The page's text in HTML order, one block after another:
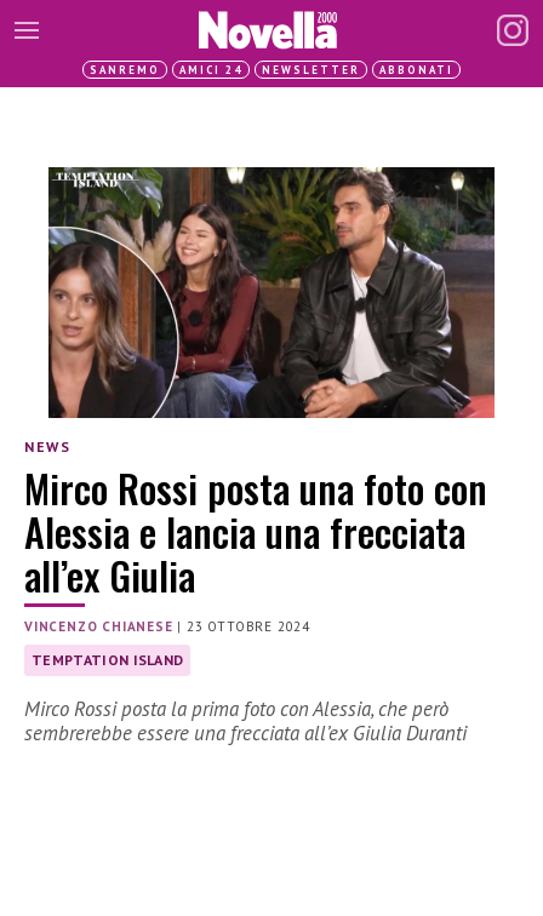
SANREMO AMICI 24 NEWSLETTER ABBONATI
NEWS
Mirco Rossi posta una foto con
Alessia e lancia una frecciata
all’ex Giulia
VINCENZO CHIANESE |23 OTTOBRE 2024
TEMPTATION ISLAND
Mirco Rossi posta la prima foto con Alessia, che però
sembrerebbe essere una frecciata all’ex Giulia Duranti